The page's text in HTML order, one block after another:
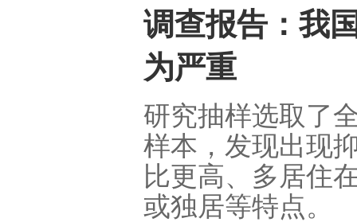
调查报告：我
为严重
研究抽样选取了
样本，发现出现
比更高、多居住
或独居等特点。